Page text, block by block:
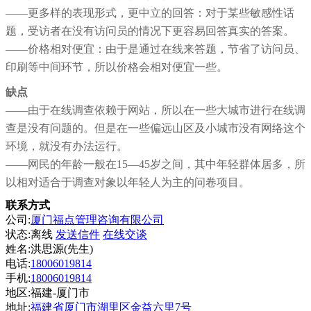
——更多样的表现形式，更中立的回答：对于某些敏感性话
题，受访者在没有访问员的情况下更容易回答真实的答案。
——价格相对便宜：由于是通过在线来答题，节省了访问员、
印刷等中间环节，所以价格会相对便宜一些。
缺点
——由于在线调查依赖于网站，所以在一些大城市进行在线调
查是没有问题的。但是在一些偏远山区及小城市没有网络这个
环境，就没有办法运行。
——网民的年龄一般在15—45岁之间，其中年轻群体居多，所
以相对适合于调查对象以年轻人为主的问卷项目。
联系方式
公司:厦门福点管理咨询有限公司
状态:离线 发送信件 在线交谈
姓名:洪思源(先生)
电话:18006019814
手机:18006019814
地区:福建-厦门市
地址:福建省厦门市湖里区金益六里7号